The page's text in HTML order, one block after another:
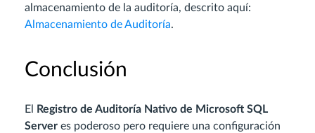
almacenamiento de la auditoría, descrito aquí:
Almacenamiento de Auditoría.
Conclusión
El
Registro de Auditoría Nativo de Microsoft SQL
Server es poderoso pero requiere una configuración